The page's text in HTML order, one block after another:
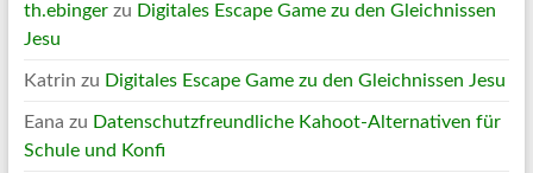
th.ebingerzu Digitales Escape Game zu den Gleichnissen
Jesu
Katrin zu Digitales Escape Game zu den Gleichnissen Jesu
Eana zu Datenschutzfreundliche Kahoot-Alternativen für
Schule und Konfi